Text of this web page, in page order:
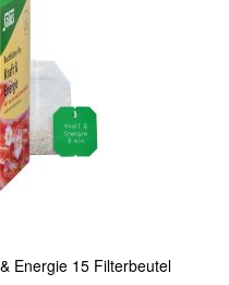
Energie 15 Filterbeutel